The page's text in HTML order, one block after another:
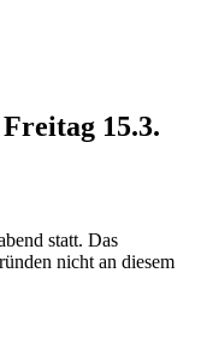
15.3.
statt. Das
nicht an diesem